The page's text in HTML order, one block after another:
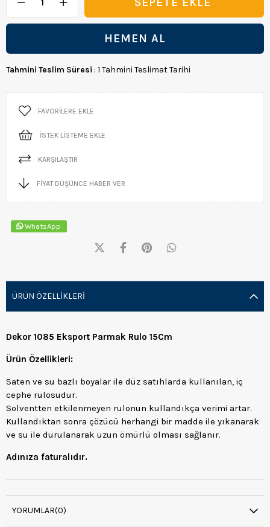
Tahmini Teslim Süresi : 1 Tahmini Teslimat Tarihi
FAVORILERE EKLE
İSTEK LISTEME EKLE
KARŞILAŞTIR
FIYAT DÜŞÜNCE HABER VER
WhatsApp
ÜRÜN ÖZELLIKLERI
Dekor 1085 Eksport Parmak Rulo 15Cm
Ürün Özellikleri:
Saten ve su bazlı boyalar ile düz satıhlarda kullanılan, iç
cephe rulosudur.
Solventten etkilenmeyen rulonun kullandıkça verimi artar.
Kullandıktan sonra çözücü herhangi bir madde ile yıkanarak
ve su ile durulanarak uzun ömürlü olması sağlanır.
Adınıza faturalıdır.
YORUMLAR(0)